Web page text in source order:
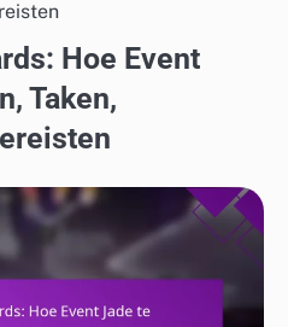
Hoe Event
Taken,